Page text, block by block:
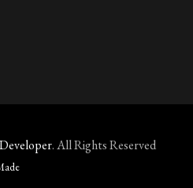
. All Rights Reserved